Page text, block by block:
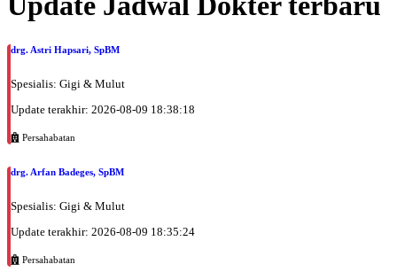
drg. Astri Hapsari, SpBM
Spesialis: Gigi & Mulut
Update terakhir: 2026-08-09 18:38:18
Persahabatan
drg. Arfan Badeges, SpBM
Spesialis: Gigi & Mulut
Update terakhir: 2026-08-09 18:35:24
Persahabatan